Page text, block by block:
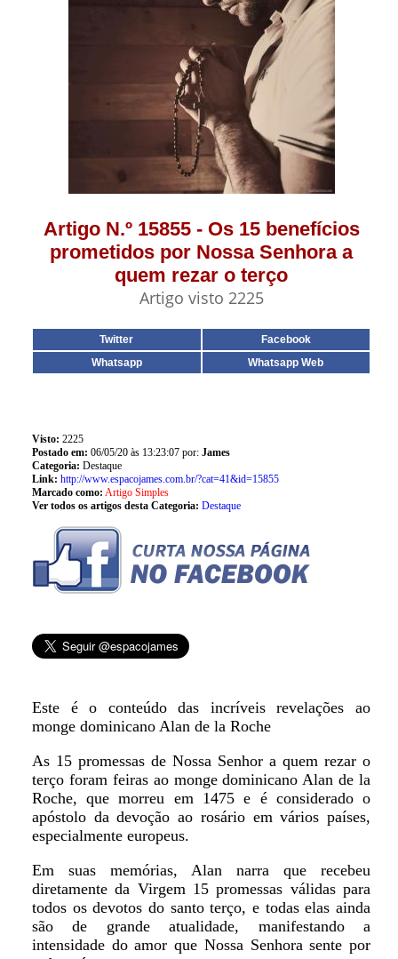
Artigo N.º 15855 - Os 15 benefícios
prometidos por Nossa Senhora a
quem rezar o terço
Artigo visto 2225
Twitter
Facebook
Whatsapp
Whatsapp Web
Visto: 2225
Postado em: 06/05/20 às 13:23:07 por: James
Categoria: Destaque
Link: http://www.espacojames.com.br/?cat=41&id=15855
Marcado como: Artigo Simples
Ver todos os artigos desta Categoria: Destaque
Este é o conteúdo das incríveis revelações ao
monge dominicano Alan de la Roche
As 15 promessas de Nossa Senhor a quem rezar o
terço foram feiras ao monge dominicano Alan de la
Roche, que morreu em 1475 e é considerado o
apóstolo da devoção ao rosário em vários países,
especialmente europeus.
Em suas memórias, Alan narra que recebeu
diretamente da Virgem 15 promessas válidas para
todos os devotos do santo terço, e todas elas ainda
são de grande atualidade, manifestando a
intensidade do amor que Nossa Senhora sente por